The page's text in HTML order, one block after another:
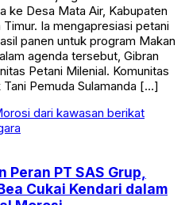
ke Desa Mata Air, Kabupaten
Ia mengapresiasi petani
panen untuk program Makan
agenda tersebut, Gibran
Petani Milenial. Komunitas
Pemuda Sulamanda […]
Peran PT SAS Grup,
Cukai Kendari dalam